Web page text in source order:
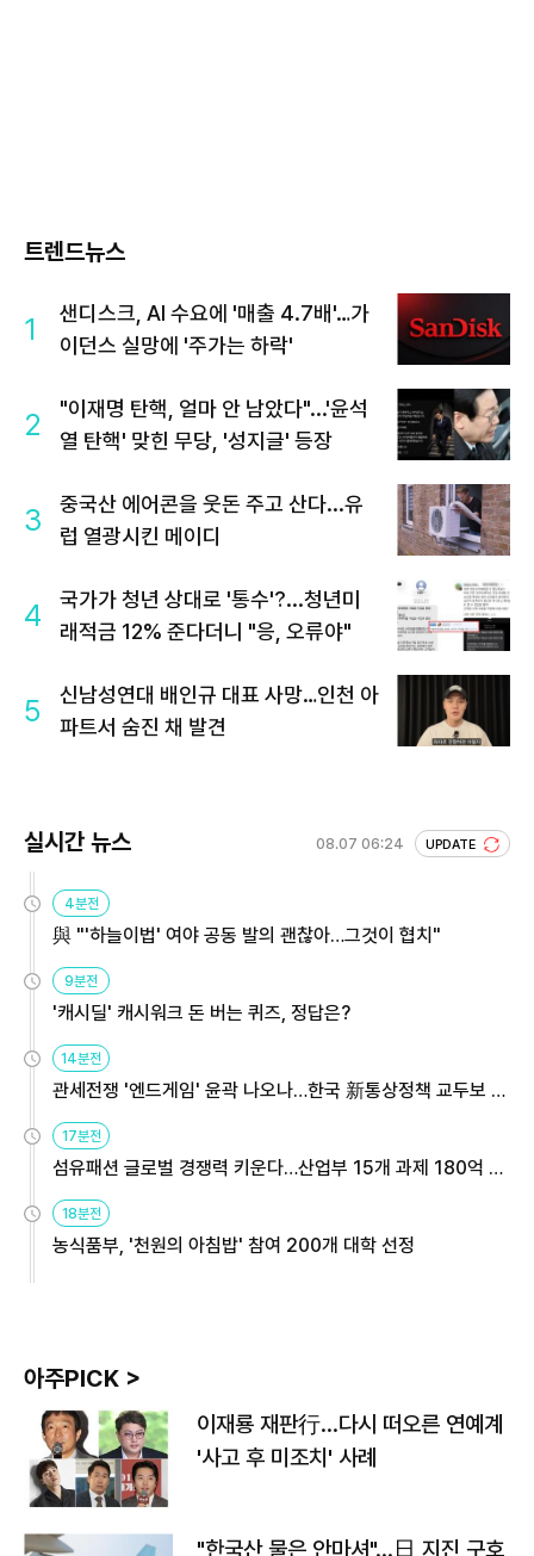
트렌드뉴스
1
샌디스크, AI 수요에 '매출 4.7배'…가
이던스 실망에 '주가는 하락'
2
"이재명 탄핵, 얼마 안 남았다"...'윤석
열 탄핵' 맞힌 무당, '성지글' 등장
3
중국산 에어콘을 웃돈 주고 산다...유
럽 열광시킨 메이디
4
국가가 청년 상대로 '통수'?...청년미
래적금 12% 준다더니 "응, 오류야"
5
신남성연대 배인규 대표 사망…인천 아
파트서 숨진 채 발견
실시간 뉴스 08.07 06:24 UPDATE
4분전
與 "'하늘이법' 여야 공동 발의 괜찮아…그것이 협치"
9분전
'캐시딜' 캐시워크 돈 버는 퀴즈, 정답은?
14분전
관세전쟁 '엔드게임' 윤곽 나오나…한국 新통상정책 교두보 활
용해야
17분전
섬유패션 글로벌 경쟁력 키운다…산업부 15개 과제 180억 지
원
18분전
농식품부, '천원의 아침밥' 참여 200개 대학 선정
아주PICK >
이재룡 재판行…다시 떠오른 연예계
'사고 후 미조치' 사례
"한국산 물은 안마셔"…日 지진 구호